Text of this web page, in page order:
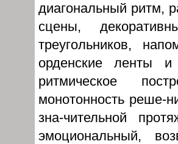
диагональный ритм,
сцены,
треугольников,
орденские ленты
ритмическое
монотонность реше-
зна-чительной
эмоциональный,